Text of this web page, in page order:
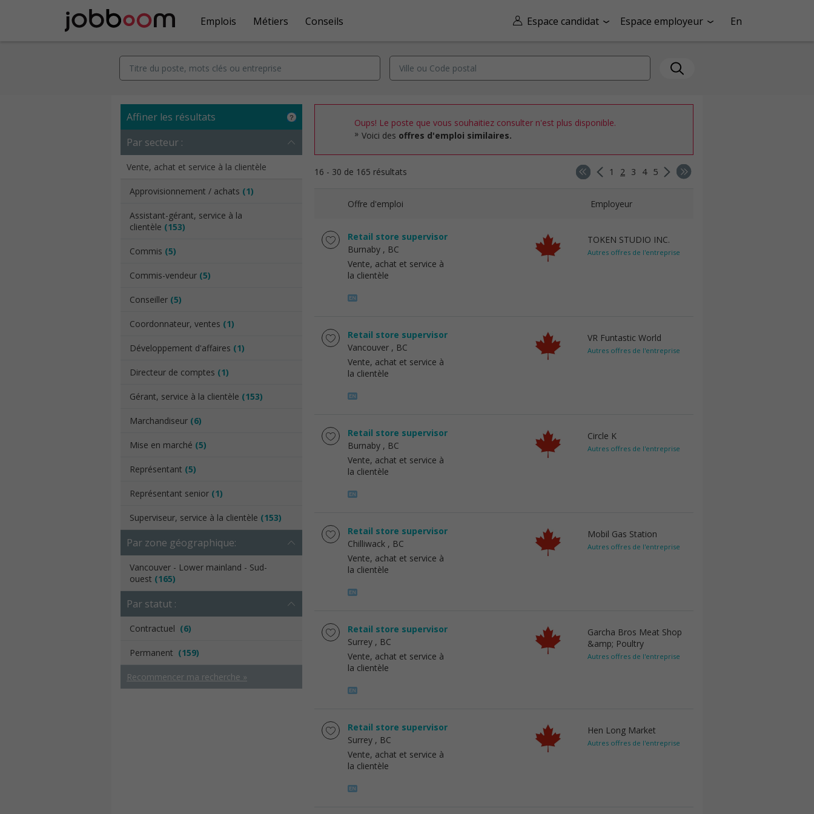
Espace candidat Espace employeur En
Emplois Métiers Conseils
Affiner les résultats
Par secteur :
Vente, achat et service à la clientèle
Approvisionnement / achats (1)
Assistant-gérant, service à la
clientèle (153)
Commis (5)
Commis-vendeur (5)
Conseiller (5)
Coordonnateur, ventes (1)
Développement d'affaires (1)
Directeur de comptes (1)
Gérant, service à la clientèle (153)
Marchandiseur (6)
Mise en marché (5)
Représentant (5)
Représentant senior (1)
Superviseur, service à la clientèle (153)
Par zone géographique:
Vancouver - Lower mainland - Sud-
ouest (165)
Par statut :
Contractuel (6)
Permanent (159)
Recommencer ma recherche »
Oups! Le poste que vous souhaitiez consulter n'est plus disponible.
Voici des offres d'emploi similaires.
16 - 30 de 165 résultats 1 2 3 4 5
Offre d'emploi Employeur
Retail store supervisor
Burnaby , BC
Vente, achat et service à
la clientèle
TOKEN STUDIO INC.
Autres offres de l'entreprise
Retail store supervisor
Vancouver , BC
Vente, achat et service à
la clientèle
VR Funtastic World
Autres offres de l'entreprise
Retail store supervisor
Burnaby , BC
Vente, achat et service à
la clientèle
Circle K
Autres offres de l'entreprise
Retail store supervisor
Chilliwack , BC
Vente, achat et service à
la clientèle
Mobil Gas Station
Autres offres de l'entreprise
Retail store supervisor
Surrey , BC
Vente, achat et service à
la clientèle
Garcha Bros Meat Shop
&amp; Poultry
Autres offres de l'entreprise
Retail store supervisor
Surrey , BC
Vente, achat et service à
la clientèle
Hen Long Market
Autres offres de l'entreprise